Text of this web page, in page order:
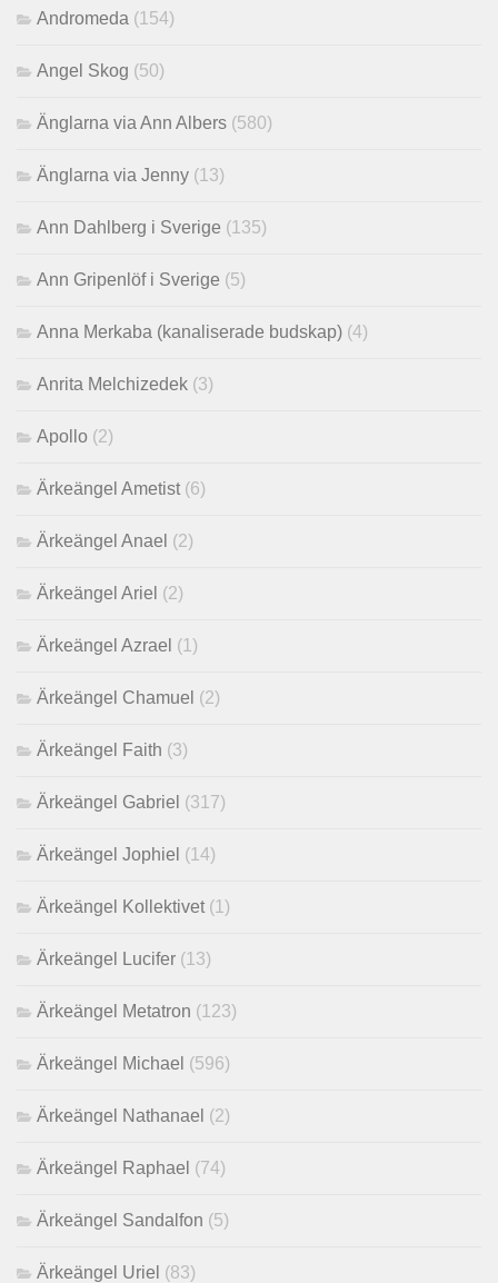
Andromeda (154)
Angel Skog (50)
Änglarna via Ann Albers (580)
Änglarna via Jenny (13)
Ann Dahlberg i Sverige (135)
Ann Gripenlöf i Sverige (5)
Anna Merkaba (kanaliserade budskap) (4)
Anrita Melchizedek (3)
Apollo (2)
Ärkeängel Ametist (6)
Ärkeängel Anael (2)
Ärkeängel Ariel (2)
Ärkeängel Azrael (1)
Ärkeängel Chamuel (2)
Ärkeängel Faith (3)
Ärkeängel Gabriel (317)
Ärkeängel Jophiel (14)
Ärkeängel Kollektivet (1)
Ärkeängel Lucifer (13)
Ärkeängel Metatron (123)
Ärkeängel Michael (596)
Ärkeängel Nathanael (2)
Ärkeängel Raphael (74)
Ärkeängel Sandalfon (5)
Ärkeängel Uriel (83)